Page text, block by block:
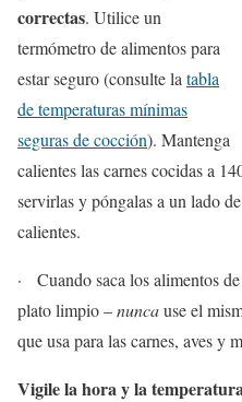
correctas. Utilice un
termómetro de alimentos para
estar seguro (consulte la tabla
de temperaturas mínimas
seguras de cocción). Mantenga
calientes las carnes cocidas a
servirlas y póngalas a un lado
calientes.
· Cuando saca los alimentos
plato limpio –nuncause el
que usa para las carnes, aves y
Vigile la hora y la